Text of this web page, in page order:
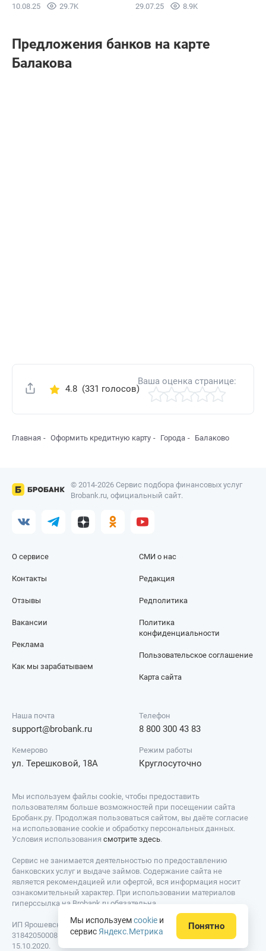
10.08.25 29.7K 29.07.25 8.9K
Предложения банков на карте
Балакова
Поделиться
4.8(331 голосов)
Ваша оценка странице:
Главная Оформить кредитную карту Города Балаково
© 2014-2026 Сервис подбора финансовых услуг
Brobank.ru, официальный сайт.
О сервисе
Контакты
Отзывы
СМИ о нас
Редакция
Редполитика
Вакансии
Реклама
Как мы зарабатываем
Политика
конфиденциальности
Пользовательское соглашение
Карта сайта
Наша почта
support@brobank.ru
Телефон
8 800 300 43 83
Кемерово
ул. Терешковой, 18А
Режим работы
Круглосуточно
Мы используем файлы cookie, чтобы предоставить
пользователям больше возможностей при посещении сайта
Бробанк.ру. Продолжая пользоваться сайтом, вы даёте согласие
на использование cookie и обработку персональных данных.
Условия использования смотрите здесь.
Сервис не занимается деятельностью по предоставлению
банковских услуг и выдаче займов. Содержание сайта не
является рекомендацией или офертой, вся информация носит
ознакомительный характер. При использовании материалов
гиперссылка на Brobank.ru обязательна.
ИП Ярошевский Д.И. ИНН: 423082922740. ОГРНИП:
318420500081301. Свидетельство на товарный знак № 779639 от
15.10.2020.
Мы используемcookie и
сервис Яндекс.Метрика Понятно